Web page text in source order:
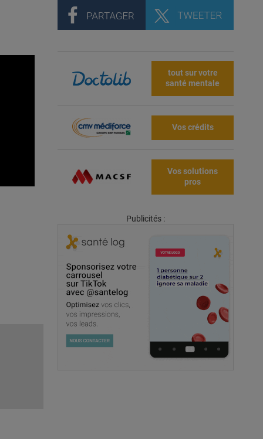
tout sur votre
santé mentale
Vos crédits
Vos solutions
pros
Publicités :